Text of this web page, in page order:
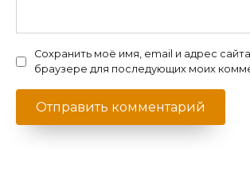
Сохранить моё имя, email и адрес
браузере для последующих моих